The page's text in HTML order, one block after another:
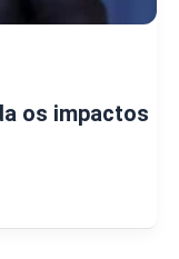
os impactos